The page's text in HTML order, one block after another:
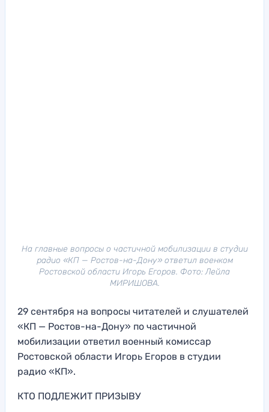
На главные вопросы о частичной мобилизации в студии
радио «КП — Ростов-на-Дону» ответил военком
Ростовской области Игорь Егоров. Фото: Лейла
МИРИШОВА.
29 сентября на вопросы читателей и слушателей
«КП — Ростов-на-Дону» по частичной
мобилизации ответил военный комиссар
Ростовской области Игорь Егоров в студии
радио «КП».
КТО ПОДЛЕЖИТ ПРИЗЫВУ